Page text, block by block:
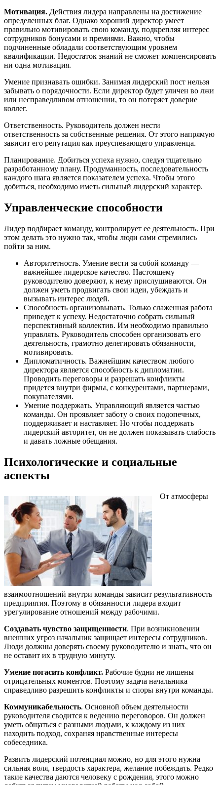
Мотивация. Действия лидера направлены на достижение
определенных благ. Однако хороший директор умеет
правильно мотивировать свою команду, подкрепляя интерес
сотрудников бонусами и премиями. Важно, чтобы
подчиненные обладали соответствующим уровнем
квалификации. Недостаток знаний не сможет компенсировать
ни одна мотивация.
Умение признавать ошибки. Занимая лидерский пост нельзя
забывать о порядочности. Если директор будет уличен во лжи
или несправедливом отношении, то он потеряет доверие
коллег.
Ответственность. Руководитель должен нести
ответственность за собственные решения. От этого напрямую
зависит его репутация как преуспевающего управленца.
Планирование. Добиться успеха нужно, следуя тщательно
разработанному плану. Продуманность, последовательность
каждого шага является показателем успеха. Чтобы этого
добиться, необходимо иметь сильный лидерский характер.
Управленческие способности
Лидер подбирает команду, контролирует ее деятельность. При
этом делать это нужно так, чтобы люди сами стремились
пойти за ним.
Авторитетность. Умение вести за собой команду —
важнейшее лидерское качество. Настоящему
руководителю доверяют, к нему прислушиваются. Он
должен уметь продвигать свои идеи, убеждать и
вызывать интерес людей.
Способность организовывать. Только слаженная работа
приведет к успеху. Недостаточно собрать сильный
перспективный коллектив. Им необходимо правильно
управлять. Руководитель способен организовать его
деятельность, грамотно делегировать обязанности,
мотивировать.
Дипломатичность. Важнейшим качеством любого
директора является способность к дипломатии.
Проводить переговоры и разрешать конфликты
придется внутри фирмы, с конкурентами, партнерами,
покупателями.
Умение поддержать. Управляющий является частью
команды. Он проявляет заботу о своих подопечных,
поддерживает и наставляет. Но чтобы поддержать
лидерский авторитет, он не должен показывать слабость
и давать ложные обещания.
Психологические и социальные
аспекты
От атмосферы
взаимоотношений внутри команды зависит результативность
предприятия. Поэтому в обязанности лидера входит
урегулирование отношений между рабочими.
Создавать чувство защищенности. При возникновении
внешних угроз начальник защищает интересы сотрудников.
Люди должны доверять своему руководителю и знать, что он
не оставит их в трудную минуту.
Умение погасить конфликт. Рабочие будни не лишены
отрицательных моментов. Поэтому задача начальника
справедливо разрешить конфликты и споры внутри команды.
Коммуникабельность. Основной объем деятельности
руководителя сводится к ведению переговоров. Он должен
уметь общаться с разными людьми, к каждому из них
находить подход, сохраняя нравственные интересы
собеседника.
Развить лидерский потенциал можно, но для этого нужна
сильная воля, твердость характера, желание побеждать. Редко
такие качества даются человеку с рождения, этого можно